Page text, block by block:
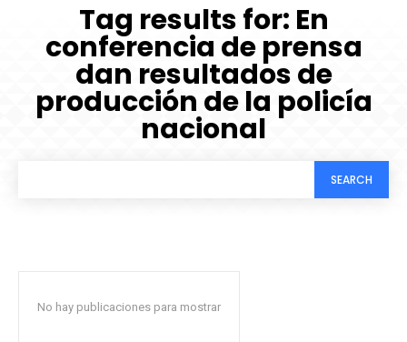
Tag results for: En
conferencia de prensa
dan resultados de
producción de la policía
nacional
SEARCH
No hay publicaciones para mostrar